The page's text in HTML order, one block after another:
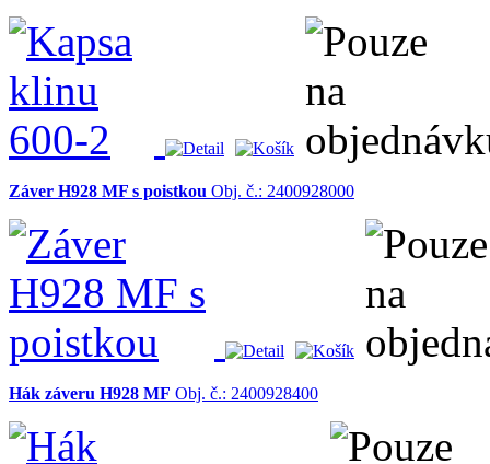
Záver H928 MF s poistkou Obj. č.: 2400928000
Hák záveru H928 MF Obj. č.: 2400928400